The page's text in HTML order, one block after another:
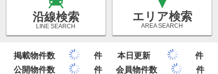
沿線検索
LINE SEARCH
エリア検索
AREA SEARCH
掲載物件数 件 本日更新
件
公開物件数
件 会員物件数 件